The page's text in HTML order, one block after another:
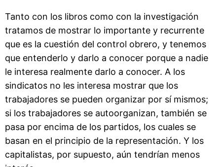
Tanto con los libros como con la investigación
tratamos de mostrar lo importante y recurrente
que es la cuestión del control obrero, y tenemos
que entenderlo y darlo a conocer porque a nadie
le interesa realmente darlo a conocer. A los
sindicatos no les interesa mostrar que los
trabajadores se pueden organizar por sí mismos;
si los trabajadores se autoorganizan, también se
pasa por encima de los partidos, los cuales se
basan en el principio de la representación. Y los
capitalistas, por supuesto, aún tendrían menos